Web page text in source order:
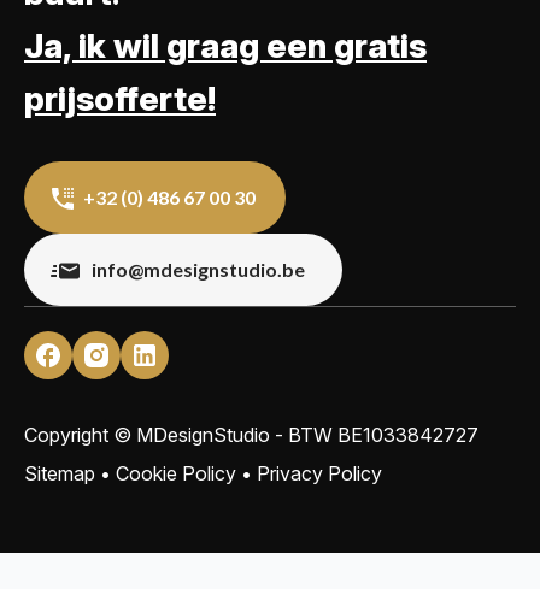
Ja, ik wil graag een gratis
prijsofferte!
+32 (0) 486 67 00 30
info@mdesignstudio.be
Copyright © MDesignStudio - BTW BE1033842727
Sitemap • Cookie Policy • Privacy Policy